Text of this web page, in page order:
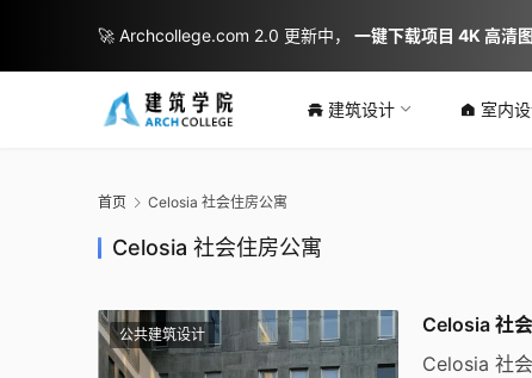
建筑设计 室内
首页 Celosia 社会住房公寓
Celosia 社会住房公寓
公共建筑设计
Celosia 社
Celosia 社
🚀 Archcollege.com 2.0 更新中， 一键下载项目 4K 高清